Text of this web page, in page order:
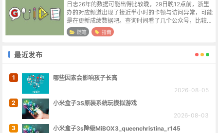
日志26年的数据可能出得比较晚，29日晚12点前，浙里
办的对应频道出现了接近半小时的卡顿与访问异常，可能
是在更新成绩数据吧。查询时间看了几个公众号，比较统
一的说法是30日下午2点，希望查分网站到时候能坚挺一
点。查分方式浙里办APP -...
随笔 指南
最近发布
1
哪些因素会影响孩子长高
2026-08-05
2
小米盒子3S原装系统玩模拟游戏
2026-08-03
3
小米盒子3s降级MiBOX3_queenchristina_r145